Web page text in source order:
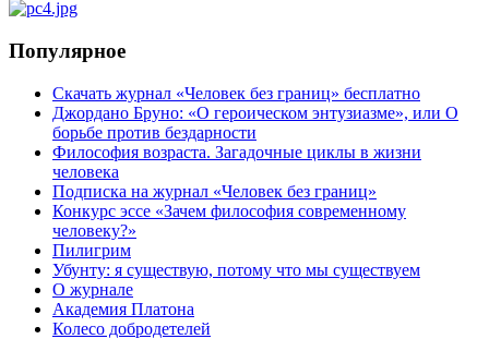
Популярное
Скачать журнал «Человек без границ» бесплатно
Джордано Бруно: «О героическом энтузиазме», или О
борьбе против бездарности
Философия возраста. Загадочные циклы в жизни
человека
Подписка на журнал «Человек без границ»
Конкурс эссе «Зачем философия современному
человеку?»
Пилигрим
Убунту: я существую, потому что мы существуем
О журнале
Академия Платона
Колесо добродетелей